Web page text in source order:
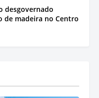
desgovernado
de madeira no Centro